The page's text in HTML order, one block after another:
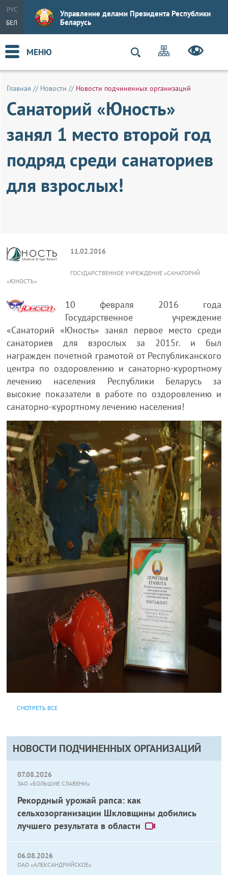
РУС
БЕЛ
Управление делами Президента Республики
Беларусь
МЕНЮ
НОВОСТИ ПОДЧИНЕННЫХ ОРГАНИЗАЦИЙ
07.08.2026
ЗАО «БОЛЬШИЕ СЛАВЕНИ»
Рекордный урожай рапса: как
сельхозорганизации Шкловщины добились
лучшего результата в области
06.08.2026
ОАО «АЛЕКСАНДРИЙСКОЕ»
Главная // Новости // Новости подчиненных организаций
Санаторий «Юность»
занял 1 место второй год
подряд среди санаториев
для взрослых!
11.02.2016
ГОСУДАРСТВЕННОЕ УЧРЕЖДЕНИЕ «САНАТОРИЙ
«ЮНОСТЬ»
10 февраля 2016 года
Государственное учреждение
«Санаторий «Юность» занял первое место среди
санаториев для взрослых за 2015г. и был
награжден почетной грамотой от Республиканского
центра по оздоровлению и санаторно-курортному
лечению населения Республики Беларусь за
высокие показатели в работе по оздоровлению и
санаторно-курортному лечению населения!
СМОТРЕТЬ ВСЕ